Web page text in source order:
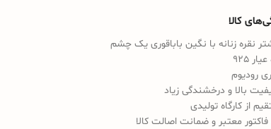
کالا
نقره زنانه با نگین باباقوری یک چشم
925
رودیوم
بالا و درخشندگی زیاد
از کارگاه تولیدی
فاکتور معتبر و ضمانت اصالت کالا